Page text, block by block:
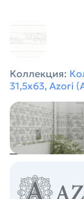
Коллекция:
31,5х63, Azori